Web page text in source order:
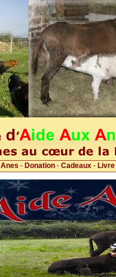
Anes - Donation - Cadeaux -